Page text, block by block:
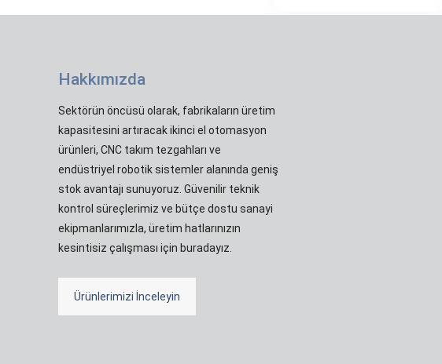
Hakkımızda
Sektörün öncüsü olarak, fabrikaların üretim
kapasitesini artıracak ikinci el otomasyon
ürünleri, CNC takım tezgahları ve
endüstriyel robotik sistemler alanında geniş
stok avantajı sunuyoruz. Güvenilir teknik
kontrol süreçlerimiz ve bütçe dostu sanayi
ekipmanlarımızla, üretim hatlarınızın
kesintisiz çalışması için buradayız.
Ürünlerimizi İnceleyin